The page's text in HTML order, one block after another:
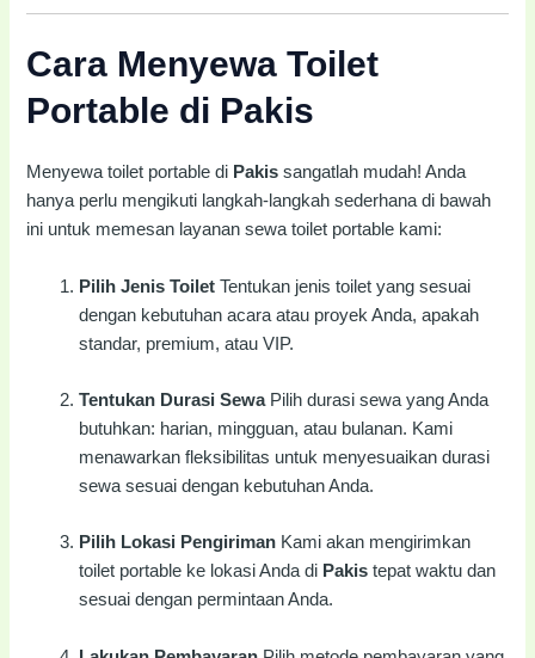
Cara Menyewa Toilet
Portable di Pakis
Menyewa toilet portable di Pakis sangatlah mudah! Anda
hanya perlu mengikuti langkah-langkah sederhana di bawah
ini untuk memesan layanan sewa toilet portable kami:
Pilih Jenis Toilet Tentukan jenis toilet yang sesuai
dengan kebutuhan acara atau proyek Anda, apakah
standar, premium, atau VIP.
Tentukan Durasi SewaPilih durasi sewa yang Anda
butuhkan: harian, mingguan, atau bulanan. Kami
menawarkan fleksibilitas untuk menyesuaikan durasi
sewa sesuai dengan kebutuhan Anda.
Pilih Lokasi Pengiriman Kami akan mengirimkan
toilet portable ke lokasi Anda di Pakis tepat waktu dan
sesuai dengan permintaan Anda.